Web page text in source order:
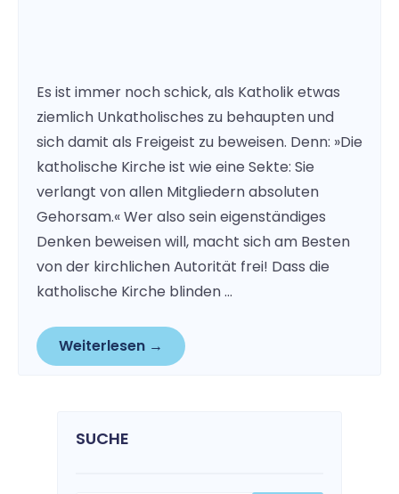
Es ist immer noch schick, als Katholik etwas
ziemlich Unkatholisches zu behaupten und
sich damit als Freigeist zu beweisen. Denn: »Die
katholische Kirche ist wie eine Sekte: Sie
verlangt von allen Mitgliedern absoluten
Gehorsam.« Wer also sein eigenständiges
Denken beweisen will, macht sich am Besten
von der kirchlichen Autorität frei! Dass die
katholische Kirche blinden …
Weiterlesen →
SUCHE